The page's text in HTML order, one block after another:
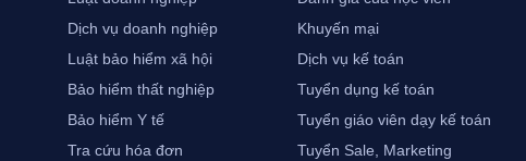
Dịch vụ doanh nghiệp
Luật bảo hiểm xã hội
Bảo hiểm thất nghiệp
Bảo hiểm Y tế
Tra cứu hóa đơn
Khuyến mại
Dịch vụ kế toán
Tuyển dụng kế toán
Tuyển giáo viên dạy kế toán
Tuyển Sale, Marketing